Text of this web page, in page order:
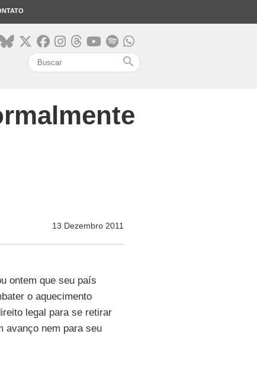
search
13 Dezembro 2011
ontem que seu país
o aquecimento
legal para se retirar
avanço nem para seu